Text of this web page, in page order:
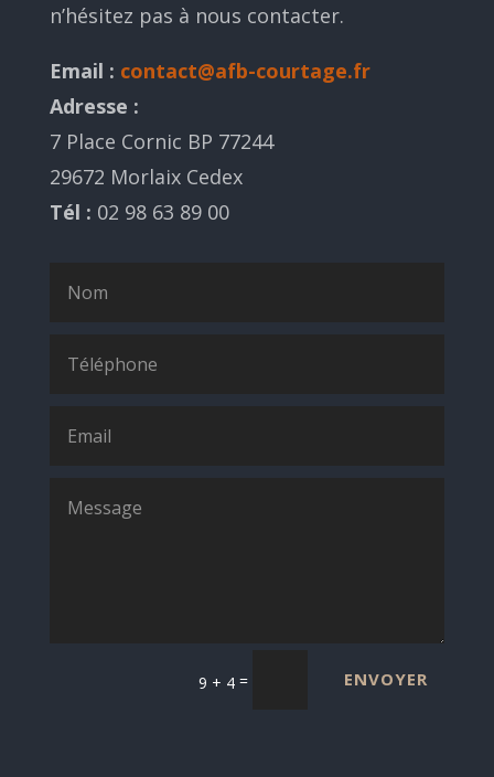
n’hésitez pas à nous contacter.
Email : contact@afb-courtage.fr
Adresse :
7 Place Cornic BP 77244
29672 Morlaix Cedex
Tél : 02 98 63 89 00
9 + 4 = ENVOYER